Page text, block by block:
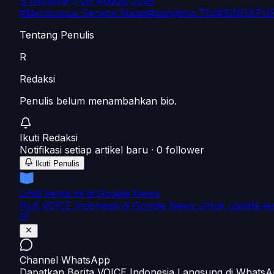
#Meritorious Service Medal#panglima TNI#
Tentang Penulis
R
Redaksi
Penulis belum menambahkan bio.
Ikuti Redaksi
Notifikasi setiap artikel baru · 0 follower
Ikuti Penulis
Lihat berita ini di Google News
Ikuti VOICE Indonesia di Google News untuk update
Channel WhatsApp